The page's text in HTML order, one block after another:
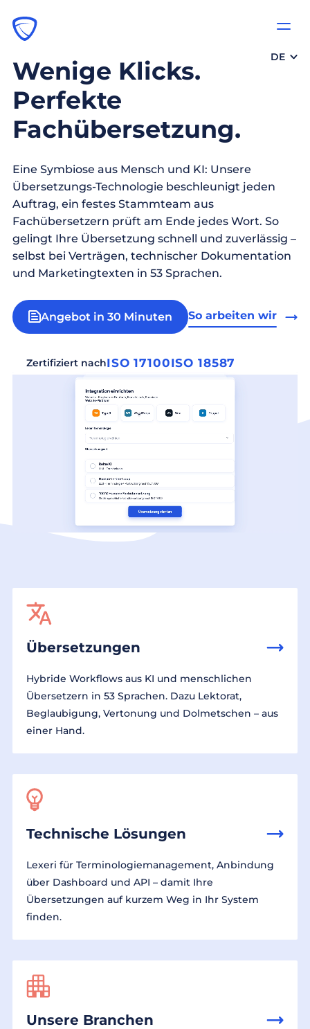
DE
Wenige Klicks.
Perfekte
Fachübersetzung.
Eine Symbiose aus Mensch und KI: Unsere
Übersetzungs-Technologie beschleunigt jeden
Auftrag, ein festes Stammteam aus
Fachübersetzern prüft am Ende jedes Wort. So
gelingt Ihre Übersetzung schnell und zuverlässig –
selbst bei Verträgen, technischer Dokumentation
und Marketingtexten in 53 Sprachen.
Angebot in 30 Minuten So arbeiten wir
Zertifiziert nachISO 17100ISO 18587
Übersetzungen
Hybride Workflows aus KI und menschlichen
Übersetzern in 53 Sprachen. Dazu Lektorat,
Beglaubigung, Vertonung und Dolmetschen – aus
einer Hand.
Technische Lösungen
Lexeri für Terminologiemanagement, Anbindung
über Dashboard und API – damit Ihre
Übersetzungen auf kurzem Weg in Ihr System
finden.
Unsere Branchen